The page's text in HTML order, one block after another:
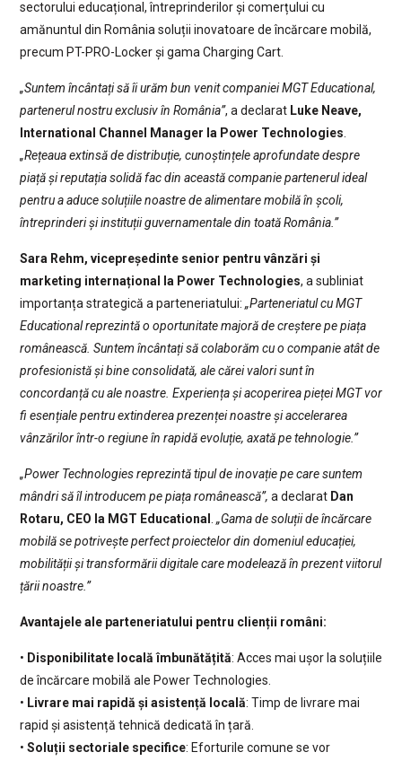
sectorului educațional, întreprinderilor și comerțului cu
amănuntul din România soluții inovatoare de încărcare mobilă,
precum PT-PRO-Locker și gama Charging Cart.
„Suntem încântați să îi urăm bun venit companiei MGT Educational,
partenerul nostru exclusiv în România”, a declarat Luke Neave,
International Channel Manager la Power Technologies
„Rețeaua extinsă de distribuție, cunoștințele aprofundate despre
piață și reputația solidă fac din această companie partenerul ideal
pentru a aduce soluțiile noastre de alimentare mobilă în școli,
întreprinderi și instituții guvernamentale din toată România.”
Sara Rehm, vicepreședinte senior pentru vânzări și
marketing internațional la Power Technologies, a subliniat
importanța strategică a parteneriatului: „Parteneriatul cu MGT
Educational reprezintă o oportunitate majoră de creștere pe piața
românească. Suntem încântați să colaborăm cu o companie atât de
profesionistă și bine consolidată, ale cărei valori sunt în
concordanță cu ale noastre. Experiența și acoperirea pieței MGT vor
fi esențiale pentru extinderea prezenței noastre și accelerarea
vânzărilor într-o regiune în rapidă evoluție, axată pe tehnologie.”
„Power Technologies reprezintă tipul de inovație pe care suntem
mândri să îl introducem pe piața românească”, a declarat Dan
Rotaru, CEO la MGT Educational
„Gama de soluții de încărcare
mobilă se potrivește perfect proiectelor din domeniul educației,
mobilității și transformării digitale care modelează în prezent viitorul
țării noastre.”
Avantajele ale parteneriatului pentru clienții români:
• Disponibilitate locală îmbunătățită: Acces mai ușor la soluțiile
de încărcare mobilă ale Power Technologies.
• Livrare mai rapidă și asistență locală: Timp de livrare mai
rapid și asistență tehnică dedicată în țară.
• Soluții sectoriale specifice: Eforturile comune se vor